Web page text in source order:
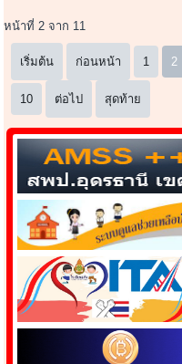
หน้าที่ 2 จาก 11
เริ่มต้น ก่อนหน้า 1 2
10 ต่อไป สุดท้าย